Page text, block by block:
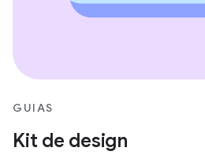
GUIAS
Kit de design